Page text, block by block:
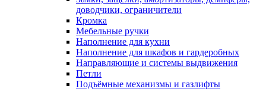
доводчики, ограничители
Кромка
Мебельные ручки
Наполнение для кухни
Наполнение для шкафов и гардеробных
Направляющие и системы выдвижения
Петли
Подъёмные механизмы и газлифты